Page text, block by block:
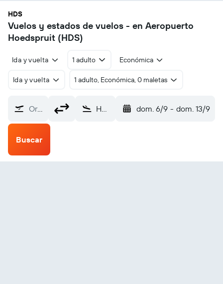
HDS
Vuelos y estados de vuelos - en Aeropuerto
Hoedspruit (HDS)
Ida y vuelta 1 adulto Económica
Ida y vuelta 1 adulto, Económica, 0 maletas
Origen Hoedspruit (HDS) dom. 6/9 - dom. 13/9
Buscar